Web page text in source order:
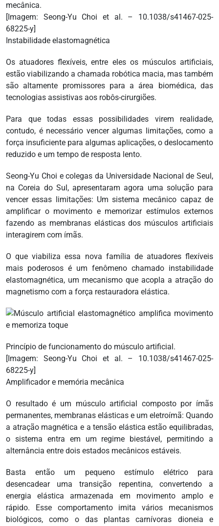
mecânica.
[Imagem: Seong-Yu Choi et al. – 10.1038/s41467-025-
68225-y]
Instabilidade elastomagnética
Os atuadores flexíveis, entre eles os músculos artificiais,
estão viabilizando a chamada robótica macia, mas também
são altamente promissores para a área biomédica, das
tecnologias assistivas aos robôs-cirurgiões.
Para que todas essas possibilidades virem realidade,
contudo, é necessário vencer algumas limitações, como a
força insuficiente para algumas aplicações, o deslocamento
reduzido e um tempo de resposta lento.
Seong-Yu Choi e colegas da Universidade Nacional de Seul,
na Coreia do Sul, apresentaram agora uma solução para
vencer essas limitações: Um sistema mecânico capaz de
amplificar o movimento e memorizar estímulos externos
fazendo as membranas elásticas dos músculos artificiais
interagirem com ímãs.
O que viabiliza essa nova família de atuadores flexíveis
mais poderosos é um fenômeno chamado instabilidade
elastomagnética, um mecanismo que acopla a atração do
magnetismo com a força restauradora elástica.
Princípio de funcionamento do músculo artificial.
[Imagem: Seong-Yu Choi et al. – 10.1038/s41467-025-
68225-y]
Amplificador e memória mecânica
O resultado é um músculo artificial composto por ímãs
permanentes, membranas elásticas e um eletroímã: Quando
a atração magnética e a tensão elástica estão equilibradas,
o sistema entra em um regime biestável, permitindo a
alternância entre dois estados mecânicos estáveis.
Basta então um pequeno estímulo elétrico para
desencadear uma transição repentina, convertendo a
energia elástica armazenada em movimento amplo e
rápido. Esse comportamento imita vários mecanismos
biológicos, como o das plantas carnívoras dioneia e